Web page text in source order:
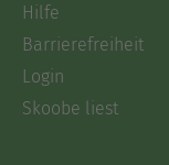
Hilfe
Barrierefreiheit
Login
Skoobe liest